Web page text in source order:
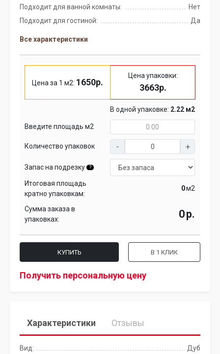
Подходит для ванной комнаты:
Нет
Подходит для гостиной:
Да
Все характеристики
Цена за 1 м2: 1650р.
Цена упаковки:
3663р.
В одной упаковке: 2.22 м2
Введите площадь м2
Количество упаковок
Запас на подрезку ?
Итоговая площадь
кратно упаковкам:
м2
Сумма заказа в
упаковках:
р.
КУПИТЬ В 1 КЛИК
Получить персональную цену
Характеристики Отзывы
Вид:
Дуб